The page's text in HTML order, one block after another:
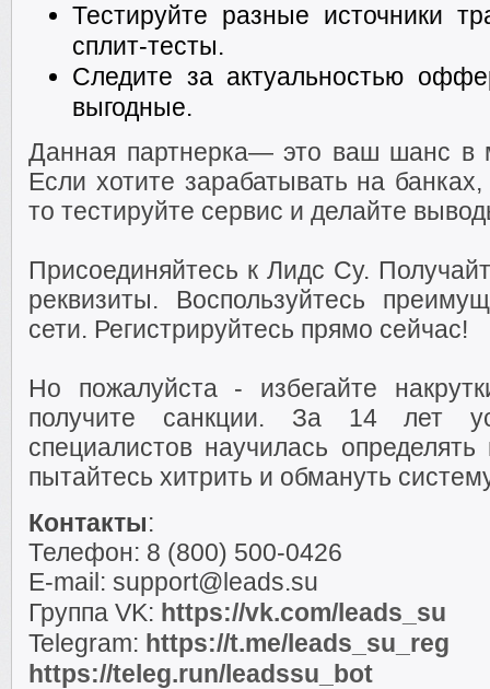
Тестируйте разные источники
сплит-тесты.
Следите за актуальностью
выгодные.
Данная партнерка— это ваш шанс в
Если хотите зарабатывать на
то тестируйте сервис и делайте
Присоединяйтесь к Лидс Су.
реквизиты. Воспользуйтесь
сети. Регистрируйтесь прямо сейчас!
Но пожалуйста - избегайте
получите санкции. За 14 лет
специалистов научилась
пытайтесь хитрить и обмануть
Контакты:
Телефон: 8 (800) 500-0426
E-mail: support@leads.su
Группа VK: https://vk.com/leads_su
Telegram: https://t.me/leads_su_reg
https://teleg.run/leadssu_bot